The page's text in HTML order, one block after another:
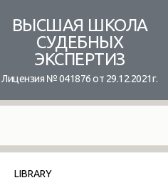
content
ВЫСШАЯ ШКОЛА
СУДЕБНЫХ
ЭКСПЕРТИЗ
Лицензия № 041876 от 29.12.2021г.
LIBRARY